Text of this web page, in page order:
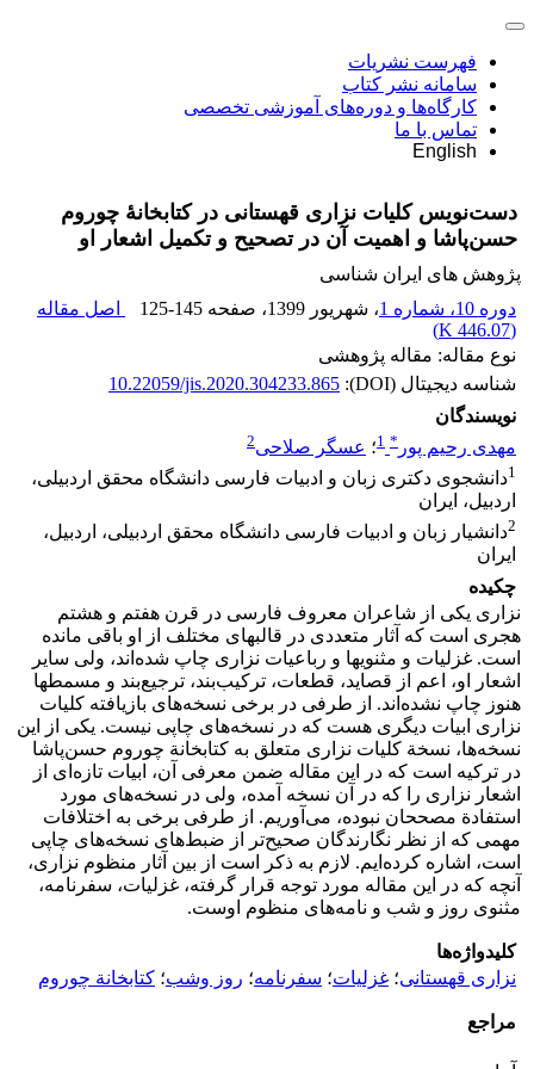
فهرست نشریات
سامانه نشر کتاب
کارگاه‌ها و دوره‌های آموزشی تخصصی
تماس با ما
English
دست‌نویس کلیات نزاری قهستانی در کتابخانۀ چوروم
حسن‌پاشا و اهمیت آن در تصحیح و تکمیل اشعار او
پژوهش های ایران شناسی
دوره 10، شماره 1
، شهریور 1399 ، صفحه 125-145
اصل مقاله
(
446.07 K
)
نوع مقاله: مقاله پژوهشی
شناسه دیجیتال (DOI):
10.22059/jis.2020.304233.865
نویسندگان
مهدی رحیم پور *
1؛ عسگر صلاحی2
1دانشجوی دکتری زبان و ادبیات فارسی دانشگاه محقق اردبیلی،
اردبیل، ایران
2دانشیار زبان و ادبیات فارسی دانشگاه محقق اردبیلی، اردبیل،
ایران
چکیده
نزاری یکی از شاعران معروف فارسی در قرن هفتم و هشتم
هجری است که آثار متعددی در قالب­های مختلف از او باقی مانده
است. غزلیات و مثنویها و رباعیات نزاری چاپ شده‌اند، ولی سایر
اشعار او، اعم از قصاید، قطعات، ترکیب‌بند، ترجیع‌بند و مسمطها
هنوز چاپ نشده‌اند. از طرفی در برخی نسخه‌های بازیافته کلیات
نزاری ابیات دیگری هست که در نسخه‌های چاپی نیست. یکی از این
نسخه‌ها، نسخة کلیات نزاری متعلق به کتابخانة چوروم حسن‌پاشا
در ترکیه است که در این مقاله ضمن معرفی آن، ابیات تازه‌ای از
اشعار نزاری را که در آن نسخه آمده، ولی در نسخه‌های مورد
استفادة مصححان نبوده، می‌آوریم. از طرفی برخی به اختلافات
مهمی که از نظر نگارندگان صحیح‌تر از ضبط‌های نسخه‌های چاپی
است، اشاره کرده‌ایم. لازم به ذکر است از بین آثار منظوم نزاری،
آنچه که در این مقاله مورد توجه قرار گرفته، غزلیات، سفرنامه،
مثنوی روز و شب و نامه‌های منظوم اوست.
کلیدواژه‌ها
نزاری قهستانی؛ غزلیات؛ سفرنامه؛ روز وشب؛ کتابخانة چوروم
مراجع